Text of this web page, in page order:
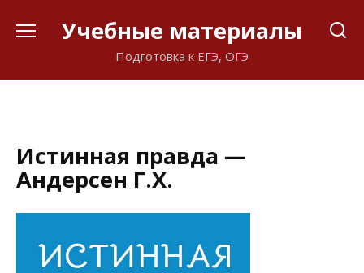
Учебные материалы
Подготовка к ЕГЭ, ОГЭ
Истинная правда —
Андерсен Г.Х.